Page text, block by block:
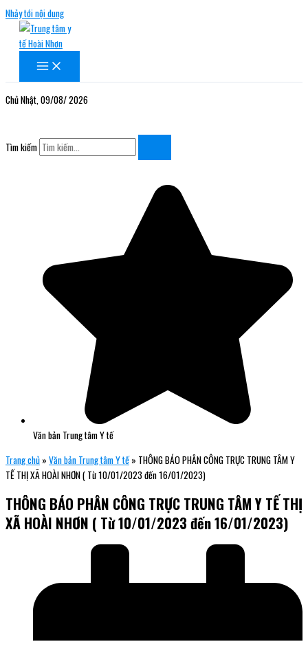
Nhảy tới nội dung
Chủ Nhật, 09/08/ 2026
Tìm kiếm
Văn bản Trung tâm Y tế
Trang chủ » Văn bản Trung tâm Y tế» THÔNG BÁO PHÂN CÔNG TRỰC TRUNG TÂM Y
TẾ THỊ XÃ HOÀI NHƠN ( Từ 10/01/2023 đến 16/01/2023)
THÔNG BÁO PHÂN CÔNG TRỰC TRUNG TÂM Y TẾ THỊ
XÃ HOÀI NHƠN ( Từ 10/01/2023 đến 16/01/2023)